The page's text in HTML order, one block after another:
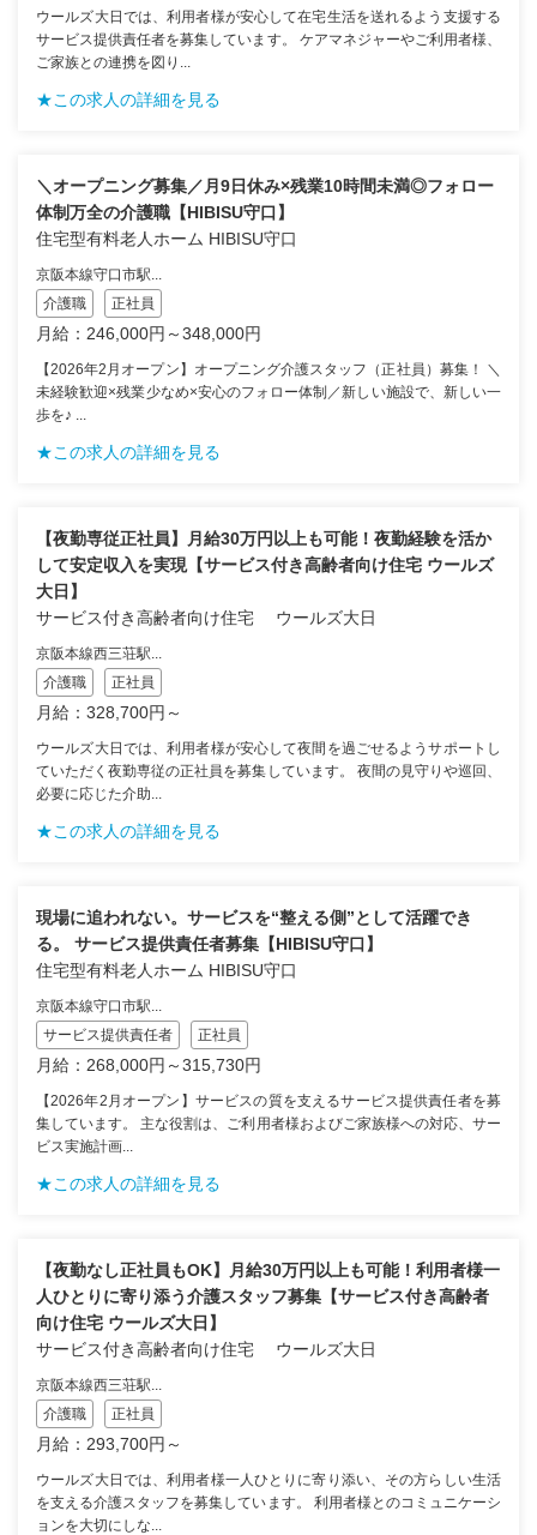
ウールズ大日では、利用者様が安心して在宅生活を送れるよう支援する
サービス提供責任者を募集しています。 ケアマネジャーやご利用者様、
ご家族との連携を図り...
★この求人の詳細を見る
＼オープニング募集／月9日休み×残業10時間未満◎フォロー
体制万全の介護職【HIBISU守口】
住宅型有料老人ホーム HIBISU守口
京阪本線守口市駅...
介護職
正社員
月給：246,000円～348,000円
【2026年2月オープン】オープニング介護スタッフ（正社員）募集！ ＼
未経験歓迎×残業少なめ×安心のフォロー体制／新しい施設で、新しい一
歩を♪ ...
★この求人の詳細を見る
【夜勤専従正社員】月給30万円以上も可能！夜勤経験を活か
して安定収入を実現【サービス付き高齢者向け住宅 ウールズ
大日】
サービス付き高齢者向け住宅 ウールズ大日
京阪本線西三荘駅...
介護職
正社員
月給：328,700円～
ウールズ大日では、利用者様が安心して夜間を過ごせるようサポートし
ていただく夜勤専従の正社員を募集しています。 夜間の見守りや巡回、
必要に応じた介助...
★この求人の詳細を見る
現場に追われない。サービスを“整える側”として活躍でき
る。 サービス提供責任者募集【HIBISU守口】
住宅型有料老人ホーム HIBISU守口
京阪本線守口市駅...
サービス提供責任者
正社員
月給：268,000円～315,730円
【2026年2月オープン】サービスの質を支えるサービス提供責任者を募
集しています。 主な役割は、ご利用者様およびご家族様への対応、サー
ビス実施計画...
★この求人の詳細を見る
【夜勤なし正社員もOK】月給30万円以上も可能！利用者様一
人ひとりに寄り添う介護スタッフ募集【サービス付き高齢者
向け住宅 ウールズ大日】
サービス付き高齢者向け住宅 ウールズ大日
京阪本線西三荘駅...
介護職
正社員
月給：293,700円～
ウールズ大日では、利用者様一人ひとりに寄り添い、その方らしい生活
を支える介護スタッフを募集しています。 利用者様とのコミュニケーシ
ョンを大切にしな...